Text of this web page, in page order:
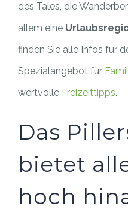
des Tales, die
allem eine
finden Sie alle Infos für
Spezialangebot für
wertvolle Freizeittipps.
Das
bietet
hoch